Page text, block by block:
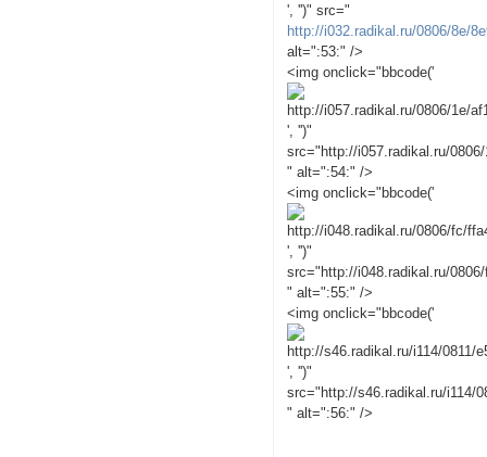
', '')" src="
http://i032.radikal.ru/0806/8e/
alt=":53:" />
<img onclick="bbcode('
', '')"
src="http://i057.radikal.ru/
" alt=":54:" />
<img onclick="bbcode('
', '')"
src="http://i048.radikal.ru/
" alt=":55:" />
<img onclick="bbcode('
', '')"
src="http://s46.radikal.ru/i114/
" alt=":56:" />